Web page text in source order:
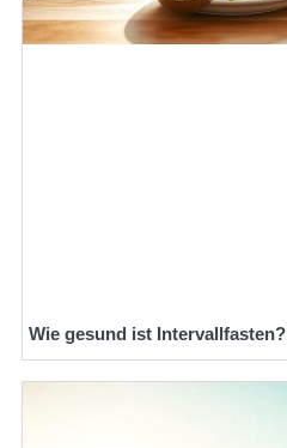
Wie gesund ist Intervallfasten?